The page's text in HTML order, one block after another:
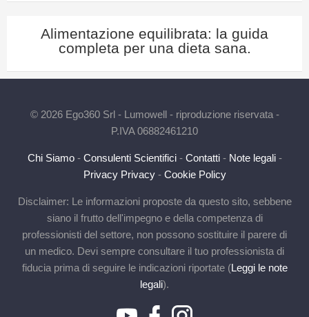
Alimentazione equilibrata: la guida
completa per una dieta sana.
© 2026 Ego360 Srl - Lumowell - riproduzione riservata -
P.IVA 06882461210
Chi Siamo- Consulenti Scientifici- Contatti- Note legali-
Privacy Privacy- Cookie Policy
Disclaimer: Le informazioni proposte da questo sito, sebbene
siano il frutto dell'impegno e della competenza di
professionisti del settore, non possono sostituire il parere di
un medico. Devi sempre consultare il tuo professionista di
fiducia prima di seguire le indicazioni riportate (Leggi le note
legali).